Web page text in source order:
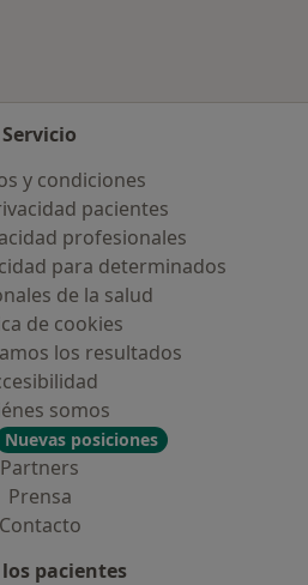
Servicio
y condiciones
pacientes
profesionales
para determinados
de la salud
de cookies
los resultados
somos
Nuevas posiciones
Partners
Prensa
Contacto
pacientes